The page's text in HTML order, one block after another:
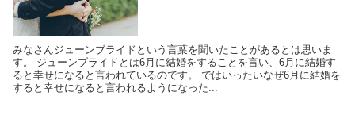
みなさんジューンブライドという言葉を聞いたことがあるとは思いま
す。 ジューンブライドとは6月に結婚をすることを言い、6月に結婚す
ると幸せになると言われているのです。 ではいったいなぜ6月に結婚を
すると幸せになると言われるようになった...